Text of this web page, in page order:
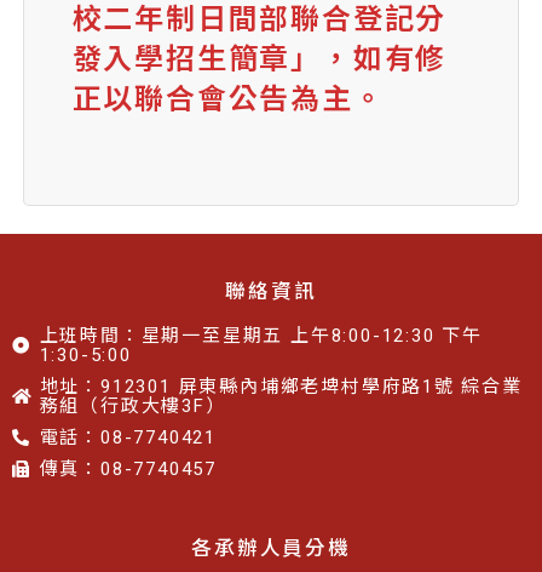
校二年制日間部聯合登記分
發入學招生簡章」，如有修
正以聯合會公告為主。
聯絡資訊
上班時間：星期一至星期五 上午8:00-12:30 下午
1:30-5:00
地址：912301 屏東縣內埔鄉老埤村學府路1號 綜合業
務組（行政大樓3F）
電話：08-7740421
傳真：08-7740457​​
各承辦人員分機